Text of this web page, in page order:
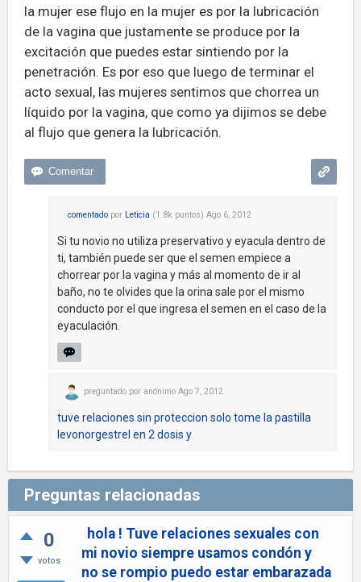
la mujer ese flujo en la mujer es por la lubricación
de la vagina que justamente se produce por la
excitación que puedes estar sintiendo por la
penetración. Es por eso que luego de terminar el
acto sexual, las mujeres sentimos que chorrea un
líquido por la vagina, que como ya dijimos se debe
al flujo que genera la lubricación.
comentado por Leticia (1.8k puntos) Ago 6, 2012
Si tu novio no utiliza preservativo y eyacula dentro de
ti, también puede ser que el semen empiece a
chorrear por la vagina y más al momento de ir al
baño, no te olvides que la orina sale por el mismo
conducto por el que ingresa el semen en el caso de la
eyaculación.
preguntado por anónimo Ago 7, 2012
tuve relaciones sin proteccion solo tome la pastilla
levonorgestrel en 2 dosis y
Preguntas relacionadas
0
votos
hola ! Tuve relaciones sexuales con
mi novio siempre usamos condón y
no se rompio puedo estar embarazada